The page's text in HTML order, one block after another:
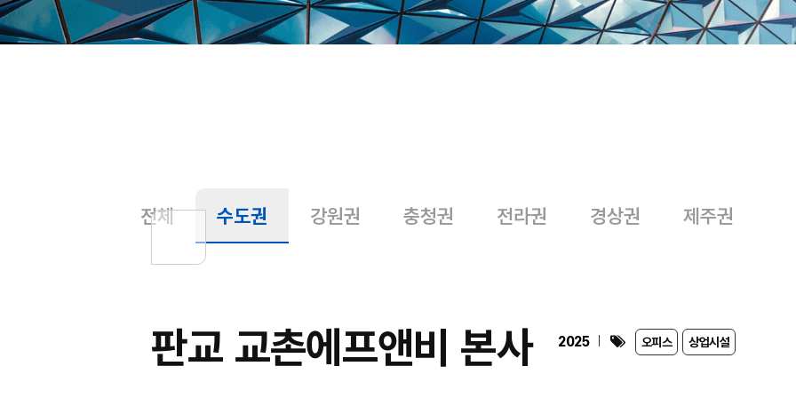
전체 수도권 강원권 충청권 전라권 경상권 제주권
판교 교촌에프앤비 본사 2025 오피스 상업시설